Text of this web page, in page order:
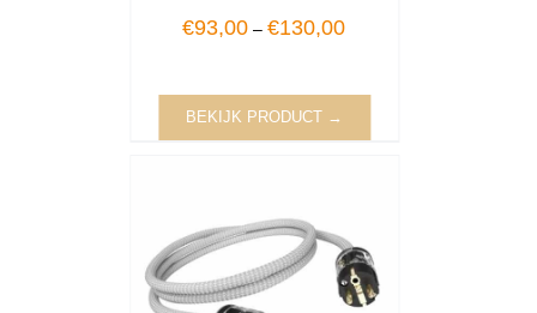
€93,00 –€130,00
BEKIJK PRODUCT →